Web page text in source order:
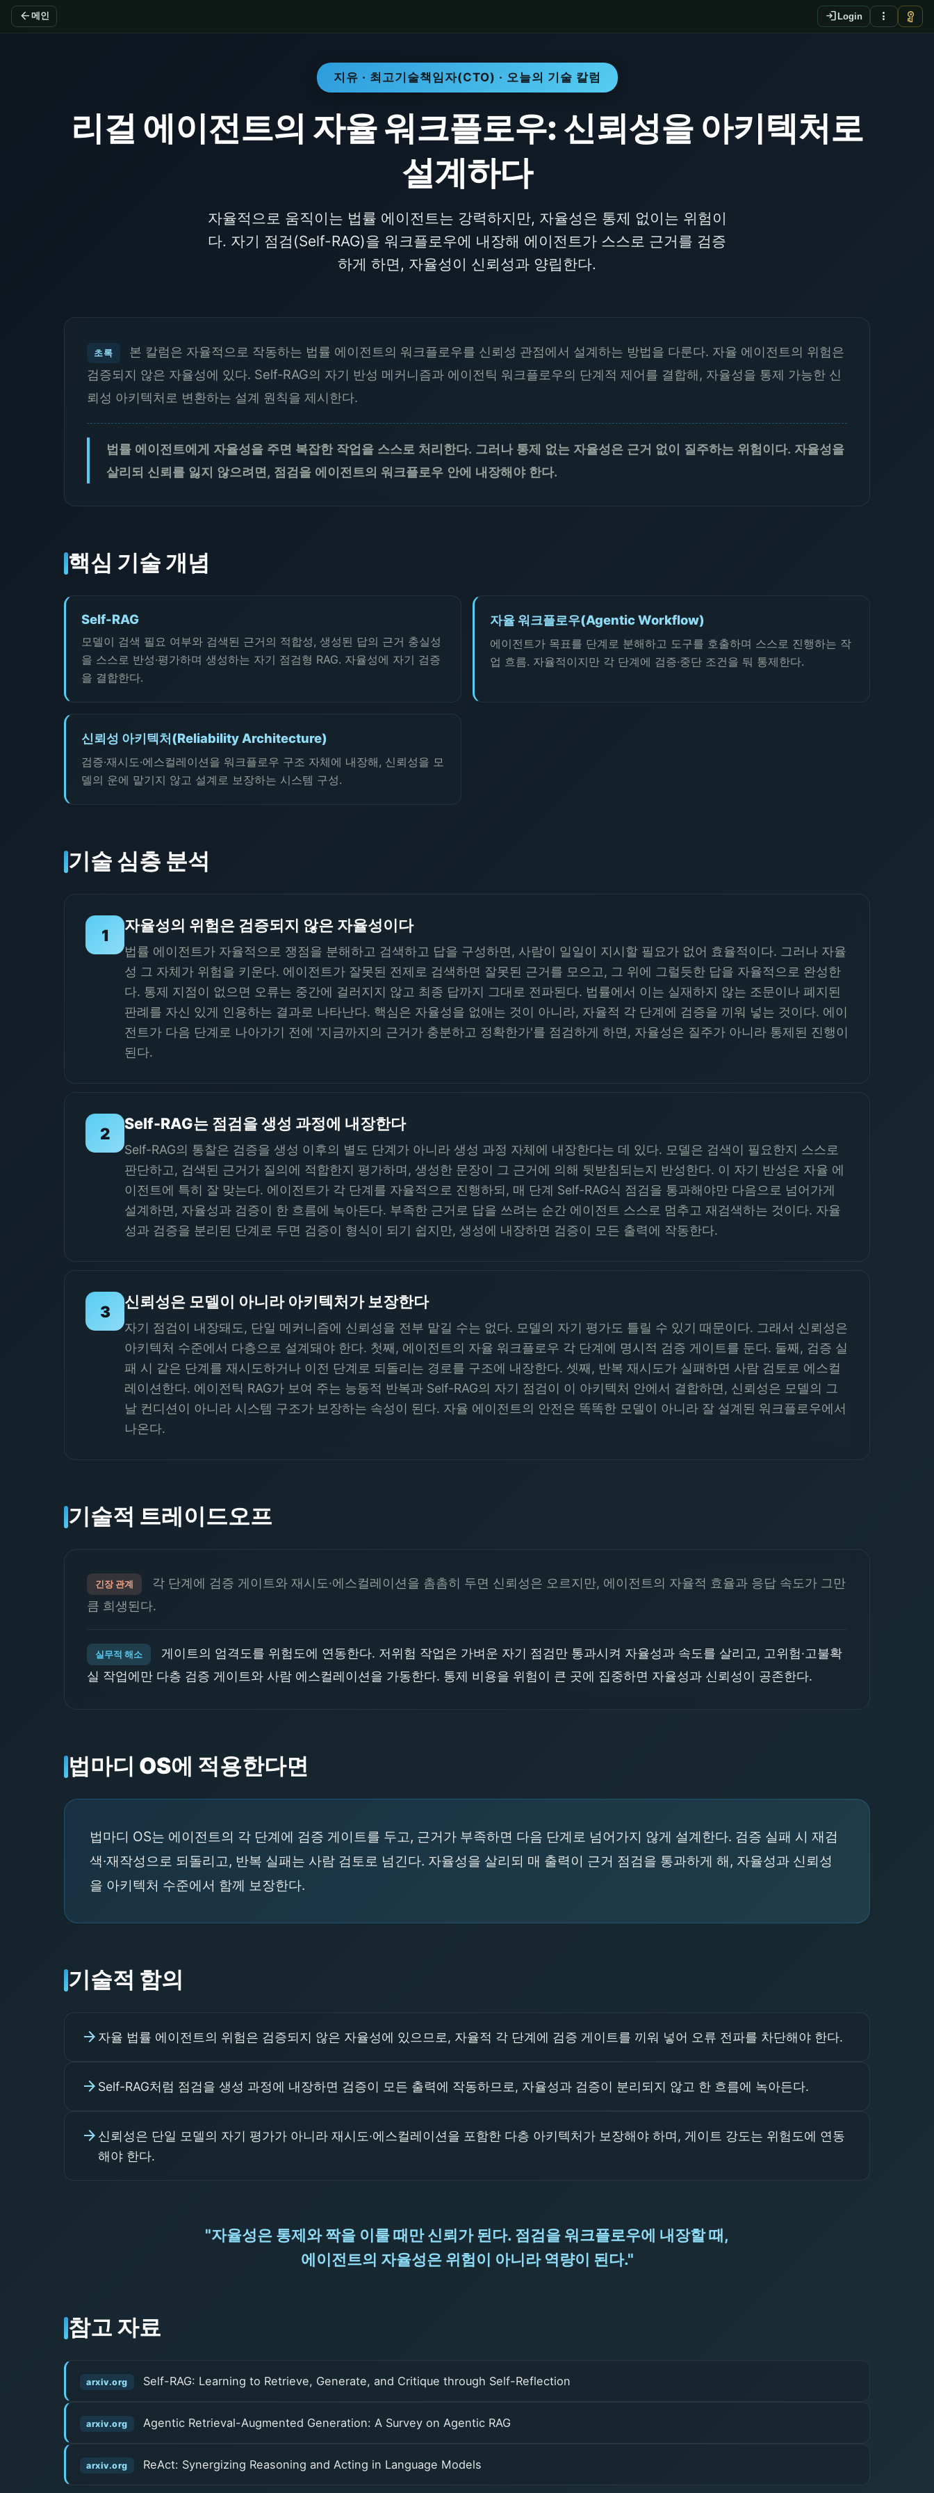
arrow_back 메인 login Login more_vert vpn_key
지유 · 최고기술책임자(CTO) · 오늘의 기술 칼럼
리걸 에이전트의 자율 워크플로우: 신뢰성을 아키텍처로
설계하다
자율적으로 움직이는 법률 에이전트는 강력하지만, 자율성은 통제 없이는 위험이
다. 자기 점검(Self-RAG)을 워크플로우에 내장해 에이전트가 스스로 근거를 검증
하게 하면, 자율성이 신뢰성과 양립한다.
초록
본 칼럼은 자율적으로 작동하는 법률 에이전트의 워크플로우를 신뢰성 관점에서 설계하는 방법을 다룬다. 자율 에이전트의 위험은
검증되지 않은 자율성에 있다. Self-RAG의 자기 반성 메커니즘과 에이전틱 워크플로우의 단계적 제어를 결합해, 자율성을 통제 가능한 신
뢰성 아키텍처로 변환하는 설계 원칙을 제시한다.
법률 에이전트에게 자율성을 주면 복잡한 작업을 스스로 처리한다. 그러나 통제 없는 자율성은 근거 없이 질주하는 위험이다. 자율성을
살리되 신뢰를 잃지 않으려면, 점검을 에이전트의 워크플로우 안에 내장해야 한다.
핵심 기술 개념
Self-RAG
모델이 검색 필요 여부와 검색된 근거의 적합성, 생성된 답의 근거 충실성
을 스스로 반성·평가하며 생성하는 자기 점검형 RAG. 자율성에 자기 검증
을 결합한다.
자율 워크플로우(Agentic Workflow)
에이전트가 목표를 단계로 분해하고 도구를 호출하며 스스로 진행하는 작
업 흐름. 자율적이지만 각 단계에 검증·중단 조건을 둬 통제한다.
신뢰성 아키텍처(Reliability Architecture)
검증·재시도·에스컬레이션을 워크플로우 구조 자체에 내장해, 신뢰성을 모
델의 운에 맡기지 않고 설계로 보장하는 시스템 구성.
기술 심층 분석
1
자율성의 위험은 검증되지 않은 자율성이다
법률 에이전트가 자율적으로 쟁점을 분해하고 검색하고 답을 구성하면, 사람이 일일이 지시할 필요가 없어 효율적이다. 그러나 자율
성 그 자체가 위험을 키운다. 에이전트가 잘못된 전제로 검색하면 잘못된 근거를 모으고, 그 위에 그럴듯한 답을 자율적으로 완성한
다. 통제 지점이 없으면 오류는 중간에 걸러지지 않고 최종 답까지 그대로 전파된다. 법률에서 이는 실재하지 않는 조문이나 폐지된
판례를 자신 있게 인용하는 결과로 나타난다. 핵심은 자율성을 없애는 것이 아니라, 자율적 각 단계에 검증을 끼워 넣는 것이다. 에이
전트가 다음 단계로 나아가기 전에 '지금까지의 근거가 충분하고 정확한가'를 점검하게 하면, 자율성은 질주가 아니라 통제된 진행이
된다.
2
Self-RAG는 점검을 생성 과정에 내장한다
Self-RAG의 통찰은 검증을 생성 이후의 별도 단계가 아니라 생성 과정 자체에 내장한다는 데 있다. 모델은 검색이 필요한지 스스로
판단하고, 검색된 근거가 질의에 적합한지 평가하며, 생성한 문장이 그 근거에 의해 뒷받침되는지 반성한다. 이 자기 반성은 자율 에
이전트에 특히 잘 맞는다. 에이전트가 각 단계를 자율적으로 진행하되, 매 단계 Self-RAG식 점검을 통과해야만 다음으로 넘어가게
설계하면, 자율성과 검증이 한 흐름에 녹아든다. 부족한 근거로 답을 쓰려는 순간 에이전트 스스로 멈추고 재검색하는 것이다. 자율
성과 검증을 분리된 단계로 두면 검증이 형식이 되기 쉽지만, 생성에 내장하면 검증이 모든 출력에 작동한다.
3
신뢰성은 모델이 아니라 아키텍처가 보장한다
자기 점검이 내장돼도, 단일 메커니즘에 신뢰성을 전부 맡길 수는 없다. 모델의 자기 평가도 틀릴 수 있기 때문이다. 그래서 신뢰성은
아키텍처 수준에서 다층으로 설계돼야 한다. 첫째, 에이전트의 자율 워크플로우 각 단계에 명시적 검증 게이트를 둔다. 둘째, 검증 실
패 시 같은 단계를 재시도하거나 이전 단계로 되돌리는 경로를 구조에 내장한다. 셋째, 반복 재시도가 실패하면 사람 검토로 에스컬
레이션한다. 에이전틱 RAG가 보여 주는 능동적 반복과 Self-RAG의 자기 점검이 이 아키텍처 안에서 결합하면, 신뢰성은 모델의 그
날 컨디션이 아니라 시스템 구조가 보장하는 속성이 된다. 자율 에이전트의 안전은 똑똑한 모델이 아니라 잘 설계된 워크플로우에서
나온다.
기술적 트레이드오프
긴장 관계
각 단계에 검증 게이트와 재시도·에스컬레이션을 촘촘히 두면 신뢰성은 오르지만, 에이전트의 자율적 효율과 응답 속도가 그만
큼 희생된다.
실무적 해소
게이트의 엄격도를 위험도에 연동한다. 저위험 작업은 가벼운 자기 점검만 통과시켜 자율성과 속도를 살리고, 고위험·고불확
실 작업에만 다층 검증 게이트와 사람 에스컬레이션을 가동한다. 통제 비용을 위험이 큰 곳에 집중하면 자율성과 신뢰성이 공존한다.
법마디 OS에 적용한다면
법마디 OS는 에이전트의 각 단계에 검증 게이트를 두고, 근거가 부족하면 다음 단계로 넘어가지 않게 설계한다. 검증 실패 시 재검
색·재작성으로 되돌리고, 반복 실패는 사람 검토로 넘긴다. 자율성을 살리되 매 출력이 근거 점검을 통과하게 해, 자율성과 신뢰성
을 아키텍처 수준에서 함께 보장한다.
기술적 함의
arrow_forward 자율 법률 에이전트의 위험은 검증되지 않은 자율성에 있으므로, 자율적 각 단계에 검증 게이트를 끼워 넣어 오류 전파를 차단해야 한다.
arrow_forward Self-RAG처럼 점검을 생성 과정에 내장하면 검증이 모든 출력에 작동하므로, 자율성과 검증이 분리되지 않고 한 흐름에 녹아든다.
arrow_forward 신뢰성은 단일 모델의 자기 평가가 아니라 재시도·에스컬레이션을 포함한 다층 아키텍처가 보장해야 하며, 게이트 강도는 위험도에 연동
해야 한다.
"자율성은 통제와 짝을 이룰 때만 신뢰가 된다. 점검을 워크플로우에 내장할 때,
에이전트의 자율성은 위험이 아니라 역량이 된다."
참고 자료
arxiv.org Self-RAG: Learning to Retrieve, Generate, and Critique through Self-Reflection
arxiv.org Agentic Retrieval-Augmented Generation: A Survey on Agentic RAG
arxiv.org ReAct: Synergizing Reasoning and Acting in Language Models